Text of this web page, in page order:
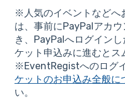
※人気のイベントなどへ
は、事前にPayPalアカ
き、PayPalへログイン
ケット申込みに進むとス
※EventRegistへのログ
ケットのお申込み全般に
い。